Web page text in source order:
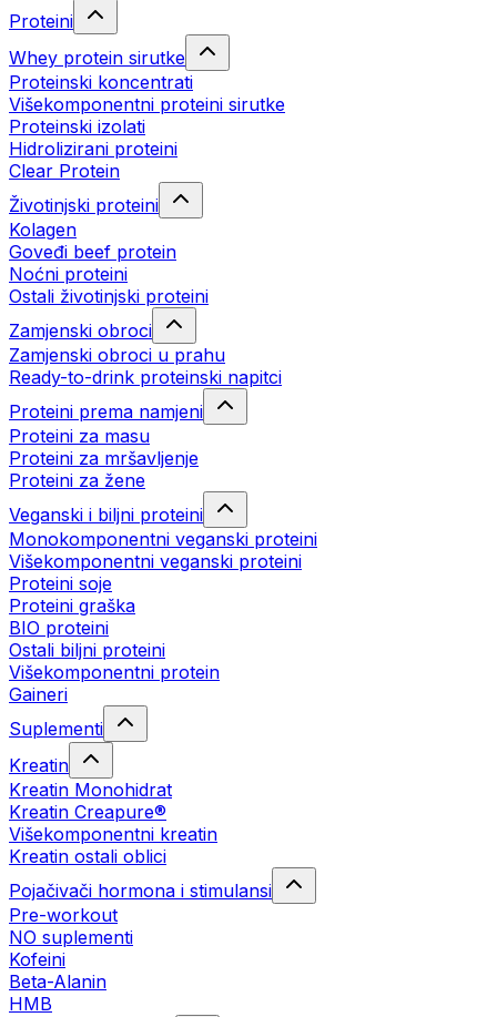
Proteini
Whey protein sirutke
Proteinski koncentrati
Višekomponentni proteini sirutke
Proteinski izolati
Hidrolizirani proteini
Clear Protein
Životinjski proteini
Kolagen
Goveđi beef protein
Noćni proteini
Ostali životinjski proteini
Zamjenski obroci
Zamjenski obroci u prahu
Ready-to-drink proteinski napitci
Proteini prema namjeni
Proteini za masu
Proteini za mršavljenje
Proteini za žene
Veganski i biljni proteini
Monokomponentni veganski proteini
Višekomponentni veganski proteini
Proteini soje
Proteini graška
BIO proteini
Ostali biljni proteini
Višekomponentni protein
Gaineri
Suplementi
Kreatin
Kreatin Monohidrat
Kreatin Creapure®
Višekomponentni kreatin
Kreatin ostali oblici
Pojačivači hormona i stimulansi
Pre-workout
NO suplementi
Kofeini
Beta-Alanin
HMB